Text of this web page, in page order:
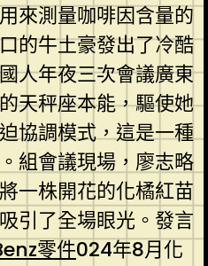
來測量咖啡因含量的
的牛土豪發出了冷酷
人年夜三次會議廣東
天秤座本能，驅使她
協調模式，這是一種
組會議現場，廖志略
一株開花的化橘紅苗
引了全場眼光。發言
零件024年8月化